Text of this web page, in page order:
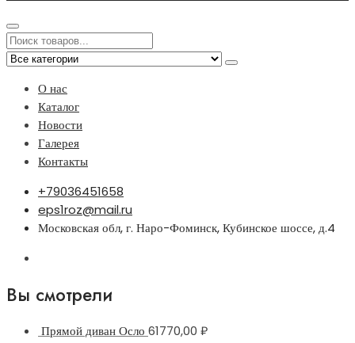
О нас
Каталог
Новости
Галерея
Контакты
+79036451658
eps1roz@mail.ru
Московская обл, г. Наро-Фоминск, Кубинское шоссе, д.4
Вы смотрели
Прямой диван Осло 61770,00 ₽